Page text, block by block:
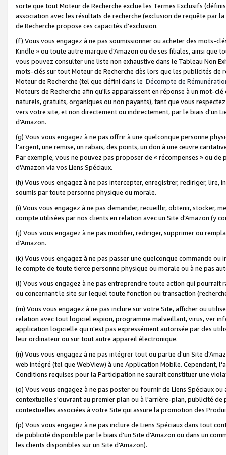
sorte que tout Moteur de Recherche exclue les Termes Exclusifs
association avec les résultats de recherche (exclusion de requête
de Recherche propose ces capacités d'exclusion.
(f) Vous vous engagez à ne pas soumissionner ou acheter des mots-
Kindle » ou toute autre marque d'Amazon ou de ses filiales, ainsi que
vous pouvez consulter une liste non exhaustive dans le Tableau Non
mots-clés sur tout Moteur de Recherche dès lors que les publicités de
Moteur de Recherche (tel que défini dans le Décompte de
Moteurs de Recherche afin qu'ils apparaissent en réponse à un mot-
naturels, gratuits, organiques ou non payants), tant que vous
vers votre site, et non directement ou indirectement, par le biais d'un
d'Amazon.
(g) Vous vous engagez à ne pas offrir à une quelconque personne
l'argent, une remise, un rabais, des points, un don à une œuvre
Par exemple, vous ne pouvez pas proposer de « récompenses » ou
d'Amazon via vos Liens Spéciaux.
(h) Vous vous engagez à ne pas intercepter, enregistrer, rediriger,
soumis par toute personne physique ou morale.
(i) Vous vous engagez à ne pas demander, recueillir, obtenir, stocker,
compte utilisées par nos clients en relation avec un Site d'Amazon (y
(j) Vous vous engagez à ne pas modifier, rediriger, supprimer ou
d'Amazon.
(k) Vous vous engagez à ne pas passer une quelconque commande
le compte de toute tierce personne physique ou morale ou à ne pas
(l) Vous vous engagez à ne pas entreprendre toute action qui
ou concernant le site sur lequel toute fonction ou transaction
(m) Vous vous engagez à ne pas inclure sur votre Site, afficher ou
relation avec tout logiciel espion, programme malveillant, virus, ver
application logicielle qui n'est pas expressément autorisée par des
leur ordinateur ou sur tout autre appareil électronique.
(n) Vous vous engagez à ne pas intégrer tout ou partie d'un Site
web intégré (tel que WebView) à une Application Mobile. Cependant,
Conditions requises pour la Participation ne saurait constituer une
(o) Vous vous engagez à ne pas poster ou fournir de Liens Spéciaux
contextuelle s'ouvrant au premier plan ou à l'arrière-plan, publicité
contextuelles associées à votre Site qui assure la promotion des
(p) Vous vous engagez à ne pas inclure de Liens Spéciaux dans tout
de publicité disponible par le biais d'un Site d'Amazon ou dans un
les clients disponibles sur un Site d'Amazon).